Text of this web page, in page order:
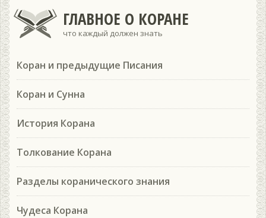
ГЛАВНОЕ О КОРАНЕ
что каждый должен знать
Коран и предыдущие Писания
Коран и Сунна
История Корана
Толкование Корана
Разделы коранического знания
Чудеса Корана